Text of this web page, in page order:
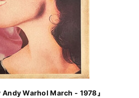
Andy Warhol March - 1978』